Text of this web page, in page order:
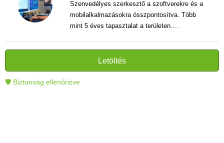
Szenvedélyes szerkesztő a szoftverekre és a
mobilalkalmazásokra összpontosítva. Több
mint 5 éves tapasztalat a területen.
és informatív szövegek alkotója, amelyek
segítik az olvasókat a modern technológia jobb
megértésében és használatában.
Letöltés
🛡 Biztonság ellenőrizve